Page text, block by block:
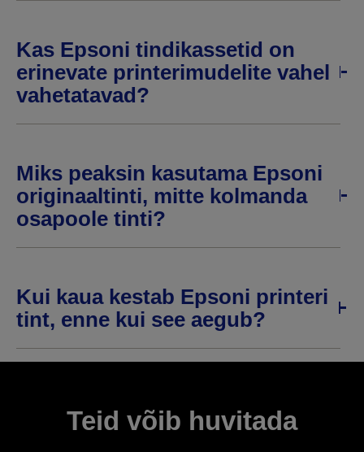
Kas Epsoni tindikassetid on
erinevate printerimudelite vahel
vahetatavad?
Miks peaksin kasutama Epsoni
originaaltinti, mitte kolmanda
osapoole tinti?
Kui kaua kestab Epsoni printeri
tint, enne kui see aegub?
Teid võib huvitada